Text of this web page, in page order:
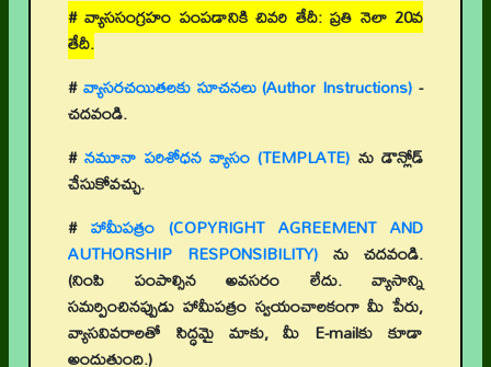
# వ్యాససంగ్రహం పంపడానికి చివరి తేదీ: ప్రతి నెలా 20వ
తేదీ.
#వ్యాసరచయితలకు సూచనలు (Author Instructions) -
చదవండి.
#నమూనా పరిశోధన వ్యాసం (TEMPLATE) ను డౌన్లోడ్
చేసుకోవచ్చు.
# హామీపత్రం (COPYRIGHT AGREEMENT AND
AUTHORSHIP RESPONSIBILITY) ను చదవండి.
(నింపి పంపాల్సిన అవసరం లేదు. వ్యాసాన్ని
సమర్పించినప్పుడు హామీపత్రం స్వయంచాలకంగా మీ పేరు,
వ్యాసవివరాలతో సిద్ధమై మాకు, మీ E-mailకు కూడా
అందుతుంది.)